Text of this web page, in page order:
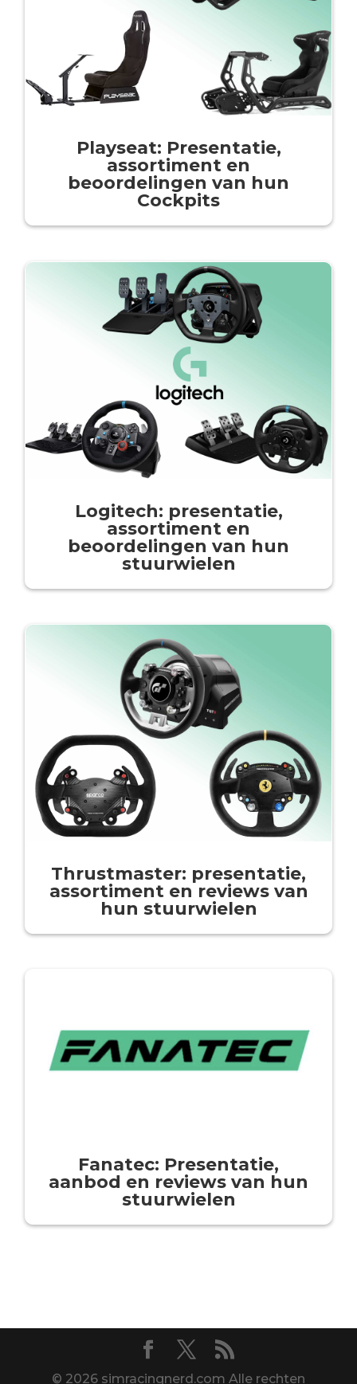
Playseat: Presentatie,
assortiment en
beoordelingen van hun
Cockpits
Logitech: presentatie,
assortiment en
beoordelingen van hun
stuurwielen
Thrustmaster: presentatie,
assortiment en reviews van
hun stuurwielen
Fanatec: Presentatie,
aanbod en reviews van hun
stuurwielen
© 2026 simracingnerd.com Alle rechten